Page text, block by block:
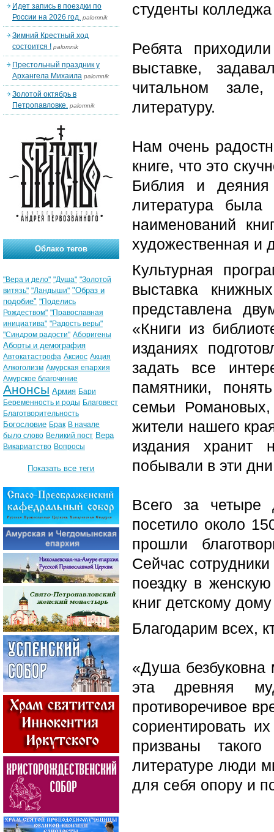
студенты колледжа
Ребята
выставке,
читальном
литературу.
Нам очень
книге, что это
Библия и деяния
литература
наименований
художественная и
Культурная
выставка
представлена
«Книги из
изданиях
задать все
памятники,
семьи
жители нашего
издания хранит
побывали в эти
Всего за четыре
посетило около
прошли
Сейчас
поездку в
книг детскому
Благодарим всех,
«Душа безбуковна
эта древняя
противоречивое
сориентировать
призваны
литературе люди
для себя опору и
Идет запись в поездки по
России на 2026 год. palomnik
Зимний Крестный ход
состоится ! palomnik
Престольный праздник у
Архангела Михаила palomnik
Золотой октябрь в
Петропавловке. palomnik
Облако тегов
"Вера и дело" "Душа" "Золотой
витязь" "Ландыши" "Образ и
подобие" "Поделись
Рождеством" "Православная
инициатива" "Радость веры"
"Синдром радости" Аборигены
Аборты и демография
Автокатастрофа Аксиос Акция
Алкоголизм Амурская епархия
Амурское благочиние
Анонсы Армия Бари
Беременность и роды Благовест
Благотворительность
Богословие Брак В начале
было слово Великий пост Вера
Викариатство Вопросы
Показать все теги